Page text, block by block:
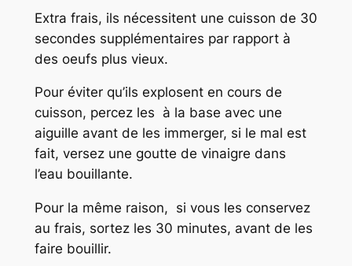
Extra frais, ils nécessitent une cuisson de 30
secondes supplémentaires par rapport à
des oeufs plus vieux.
Pour éviter qu’ils explosent en cours de
cuisson, percez les à la base avec une
aiguille avant de les immerger, si le mal est
fait, versez une goutte de vinaigre dans
l’eau bouillante.
Pour la même raison, si vous les conservez
au frais, sortez les 30 minutes, avant de les
faire bouillir.